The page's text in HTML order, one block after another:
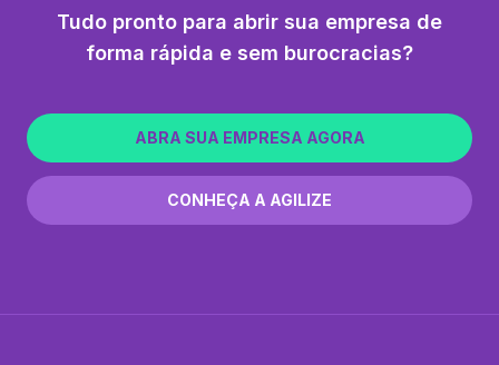
Tudo pronto para abrir sua empresa de
forma rápida e sem burocracias?
ABRA SUA EMPRESA AGORA
CONHEÇA A AGILIZE